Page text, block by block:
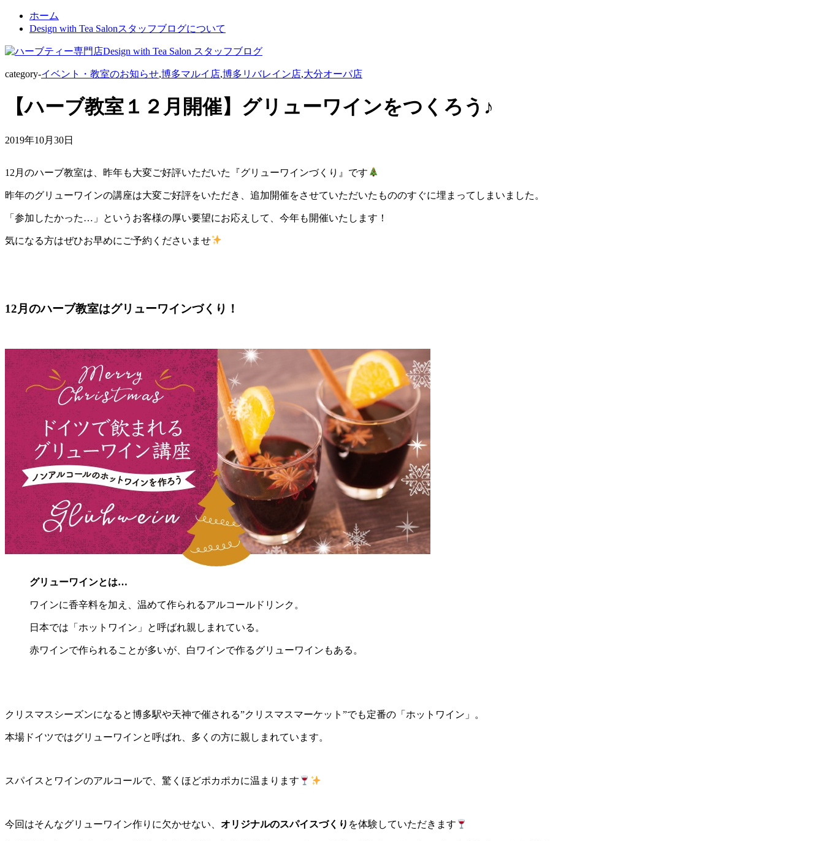
ホーム
Design with Tea Salonスタッフブログについて
category-イベント・教室のお知らせ,博多マルイ店,博多リバレイン店,大分オーパ店
【ハーブ教室１２月開催】グリューワインをつくろう♪
2019年10月30日
12月のハーブ教室は、昨年も大変ご好評いただいた『グリューワインづくり』です
昨年のグリューワインの講座は大変ご好評をいただき、追加開催をさせていただいたもののすぐに埋まってしまいました。
「参加したかった…」というお客様の厚い要望にお応えして、今年も開催いたします！
気になる方はぜひお早めにご予約くださいませ
12月のハーブ教室はグリューワインづくり！
グリューワインとは…
ワインに香辛料を加え、温めて作られるアルコールドリンク。
日本では「ホットワイン」と呼ばれ親しまれている。
赤ワインで作られることが多いが、白ワインで作るグリューワインもある。
クリスマスシーズンになると博多駅や天神で催される”クリスマスマーケット”でも定番の「ホットワイン」。
本場ドイツではグリューワインと呼ばれ、多くの方に親しまれています。
スパイスとワインのアルコールで、驚くほどポカポカに温まります
今回はそんなグリューワイン作りに欠かせない、 オリジナルのスパイスづくり を体験していただきます